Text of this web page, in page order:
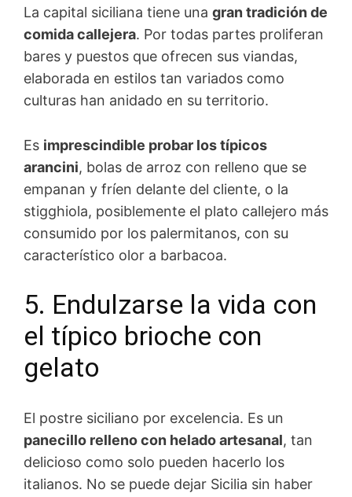
La capital siciliana tiene una gran tradición de
comida callejera. Por todas partes proliferan
bares y puestos que ofrecen sus viandas,
elaborada en estilos tan variados como
culturas han anidado en su territorio.
Es imprescindible probar los típicos
arancini, bolas de arroz con relleno que se
empanan y fríen delante del cliente, o la
stigghiola, posiblemente el plato callejero más
consumido por los palermitanos, con su
característico olor a barbacoa.
5. Endulzarse la vida con
el típico brioche con
gelato
El postre siciliano por excelencia. Es un
panecillo relleno con helado artesanal, tan
delicioso como solo pueden hacerlo los
italianos. No se puede dejar Sicilia sin haber